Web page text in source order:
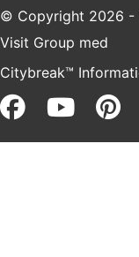
© Copyright 2026 -
Visit Group med
Citybreak™